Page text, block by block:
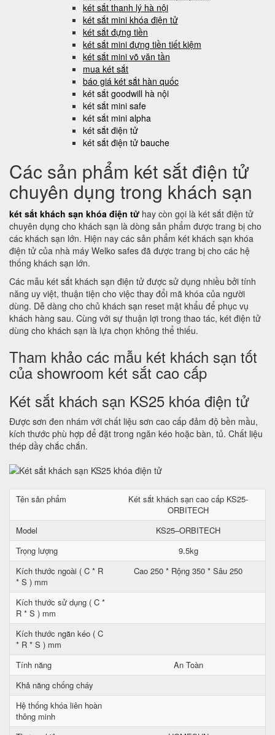
két sắt thanh lý hà nội
két sắt mini khóa điện tử
két sắt đựng tiền
két sắt mini đựng tiền tiết kiệm
két sắt mini võ văn tần
mua két sắt
báo giá két sắt hàn quốc
két sắt goodwill hà nội
két sắt mini safe
két sắt mini alpha
két sắt điện tử
két sắt điện tử bauche
Các sản phẩm két sắt điện tử
chuyên dụng trong khách sạn
két sắt khách sạn khóa điện tử hay còn gọi là két sắt điện tử
chuyên dụng cho khách sạn là dòng sản phẩm được trang bị cho
các khách sạn lớn. Hiện nay các sản phẩm két khách sạn khóa
điện tử của nhà máy Welko safes đã được trang bị cho các hệ
thống khách sạn lớn.
Các mẫu két sắt khách sạn điện tử được sử dụng nhiều bởi tính
năng uy việt, thuận tiện cho việc thay đổi mã khóa của người
dùng. Dễ dàng cho chủ khách sạn reset mật khẩu để phục vụ
khách hàng sau. Cùng với sự thuận lợi trong thao tác, két điện tử
dùng cho khách sạn là lựa chọn không thể thiếu.
Tham khảo các mẫu két khách sạn tốt
của showroom két sắt cao cấp
Két sắt khách sạn KS25 khóa điện tử
Được sơn đen nhám với chất liệu sơn cao cấp đảm độ bền mầu,
kích thước phù hợp để đặt trong ngăn kéo hoặc bàn, tủ. Chất liệu
thép dầy chắc chắn.
Tên sản phẩm
Két sắt khách sạn cao cấp KS25-
ORBITECH
Model
KS25–ORBITECH
Trọng lượng
9.5kg
Kích thước ngoài ( C * R
* S ) mm
Cao 250 * Rộng 350 * Sâu 250
Kích thước sử dụng ( C *
R * S ) mm
Kích thước ngăn kéo ( C
* R * S ) mm
Tính năng
An Toàn
Khả năng chống cháy
Hệ thống khóa liên hoàn
thông minh